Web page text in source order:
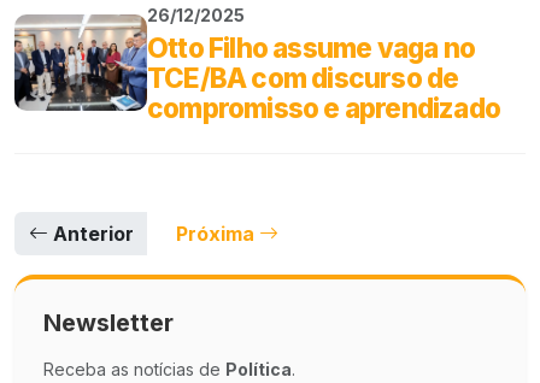
26/12/2025
Otto Filho assume vaga no
TCE/BA com discurso de
compromisso e aprendizado
Anterior Próxima
Newsletter
Receba as notícias de Política.